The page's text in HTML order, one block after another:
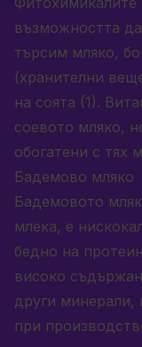
възможността
търсим мляко,
(хранителни
на соята (1).
соевото мляко,
обогатени с тях
Бадемово мляко
Бадемовото
млека, е
бедно на
високо
други минерали,
при